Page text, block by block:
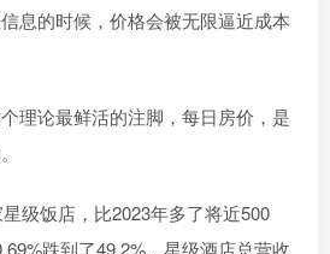
息的时候，价格会被无限逼近成本
理论最鲜活的注脚，每日房价，是
级饭店，比2023年多了将近500
跌到了49.2%，星级酒店总营收